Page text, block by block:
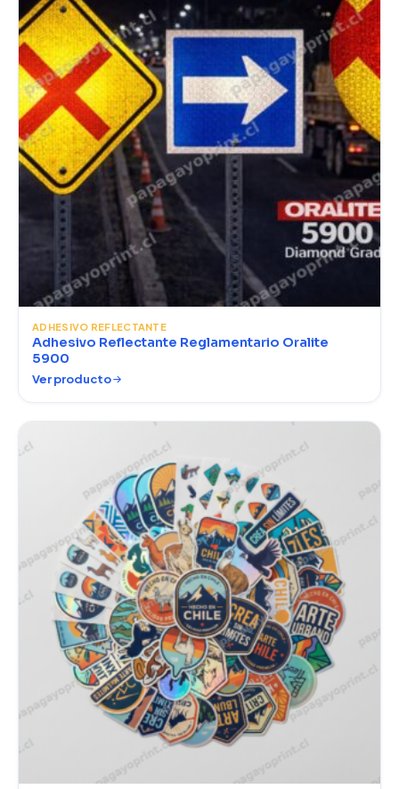
ADHESIVO REFLECTANTE
Adhesivo Reflectante Reglamentario Oralite
5900
Ver producto